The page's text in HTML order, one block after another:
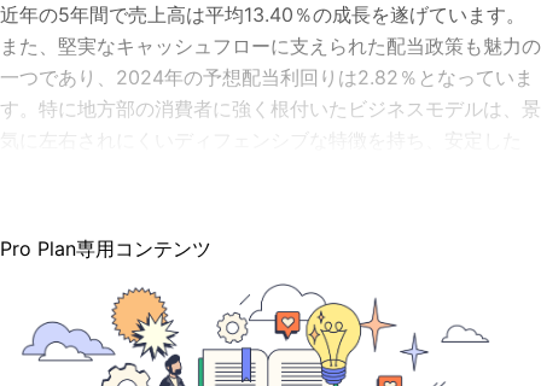
近年の5年間で売上高は平均13.40％の成長を遂げています。
また、堅実なキャッシュフローに支えられた配当政策も魅力の
一つであり、2024年の予想配当利回りは2.82％となっていま
す。特に地方部の消費者に強く根付いたビジネスモデルは、景
気に左右されにくいディフェンシブな特徴を持ち、安定した
Pro Plan専用コンテンツ